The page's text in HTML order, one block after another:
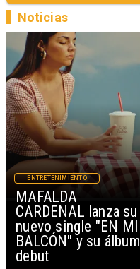
MAFALDA
CARDENAL lanza su
nuevo single "EN MI
BALCÓN" y su álbum
debut
ENTRETENIMIENTO
Noticias